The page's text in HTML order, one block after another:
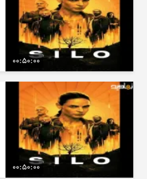
00:50:00
00:50:00